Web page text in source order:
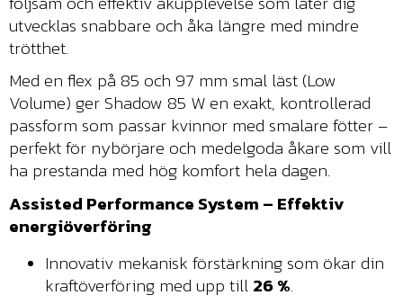
utvecklas snabbare och åka längre med mindre
trötthet.
Med en flex på 85 och 97 mm smal läst (Low
Volume) ger Shadow 85 W en exakt, kontrollerad
passform som passar kvinnor med smalare fötter –
perfekt för nybörjare och medelgoda åkare som vill
ha prestanda med hög komfort hela dagen.
Assisted Performance System – Effektiv
energiöverföring
Innovativ mekanisk förstärkning som ökar din
kraftöverföring med upp till 26 %.